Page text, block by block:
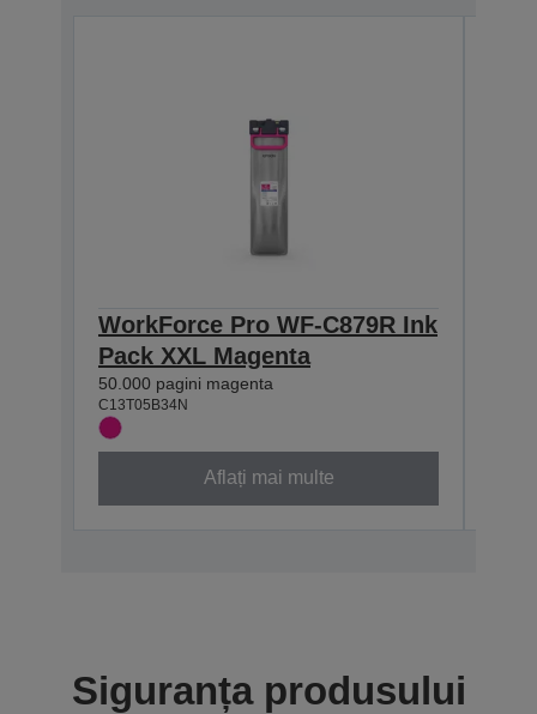
WorkForce Pro WF-C879R Ink
Pack XXL Magenta
50.000 pagini magenta
C13T05B34N
Aflați mai multe
Siguranța produsului